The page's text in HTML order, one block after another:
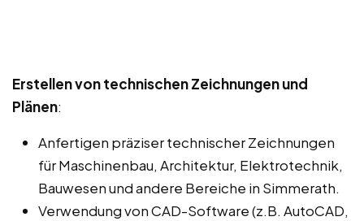
Erstellen von technischen Zeichnungen und
Plänen:
Anfertigen präziser technischer Zeichnungen
für Maschinenbau, Architektur, Elektrotechnik,
Bauwesen und andere Bereiche in Simmerath.
Verwendung von CAD-Software (z.B. AutoCAD,